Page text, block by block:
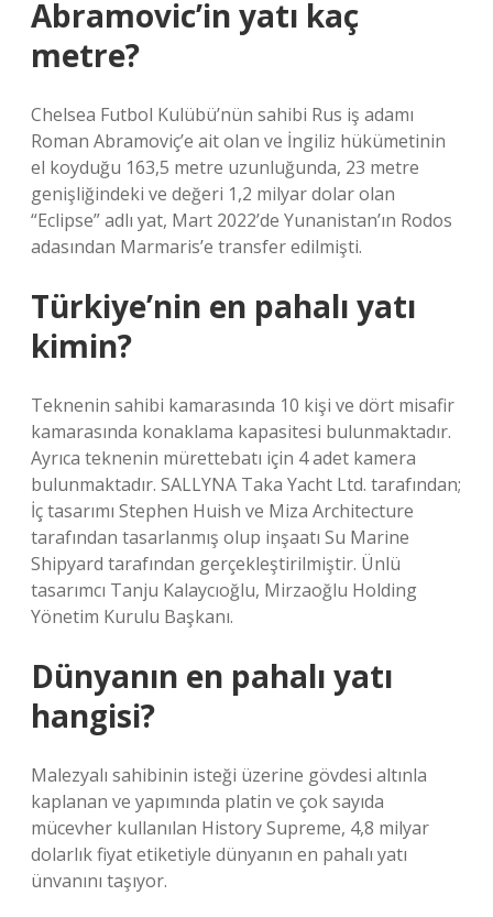
Abramovic’in yatı kaç
metre?
Chelsea Futbol Kulübü’nün sahibi Rus iş adamı
Roman Abramoviç’e ait olan ve İngiliz hükümetinin
el koyduğu 163,5 metre uzunluğunda, 23 metre
genişliğindeki ve değeri 1,2 milyar dolar olan
“Eclipse” adlı yat, Mart 2022’de Yunanistan’ın Rodos
adasından Marmaris’e transfer edilmişti.
Türkiye’nin en pahalı yatı
kimin?
Teknenin sahibi kamarasında 10 kişi ve dört misafir
kamarasında konaklama kapasitesi bulunmaktadır.
Ayrıca teknenin mürettebatı için 4 adet kamera
bulunmaktadır. SALLYNA Taka Yacht Ltd. tarafından;
İç tasarımı Stephen Huish ve Miza Architecture
tarafından tasarlanmış olup inşaatı Su Marine
Shipyard tarafından gerçekleştirilmiştir. Ünlü
tasarımcı Tanju Kalaycıoğlu, Mirzaoğlu Holding
Yönetim Kurulu Başkanı.
Dünyanın en pahalı yatı
hangisi?
Malezyalı sahibinin isteği üzerine gövdesi altınla
kaplanan ve yapımında platin ve çok sayıda
mücevher kullanılan History Supreme, 4,8 milyar
dolarlık fiyat etiketiyle dünyanın en pahalı yatı
ünvanını taşıyor.